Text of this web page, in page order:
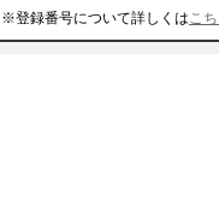
※登録番号について詳しくはこ